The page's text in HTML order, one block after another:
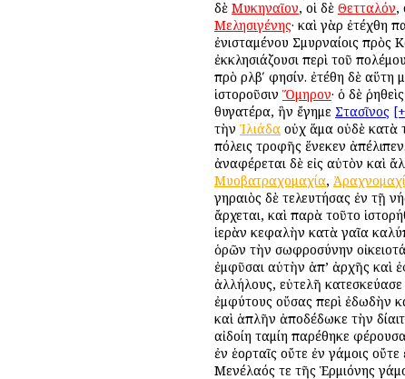
δὲ Μυκηναῖον, οἱ δὲ Θετταλόν,
Μελησιγένης· καὶ γὰρ ἐτέχθη
ἐνισταμένου Σμυρναίοις πρὸς
ἐκκλησιάζουσι περὶ τοῦ
πρὸ ρλβʹ φησίν. ἐτέθη δὲ αὕτη
ἱστοροῦσιν Ὅμηρον· ὁ δὲ ῥηθεὶς
θυγατέρα, ἣν ἔγημε Στασῖνος
τὴν Ἰλιάδα οὐχ ἅμα οὐδὲ κατὰ
πόλεις τροφῆς ἕνεκεν
ἀναφέρεται δὲ εἰς αὐτὸν καὶ
Μυοβατραχομαχία,
γηραιὸς δὲ τελευτήσας ἐν τῇ
ἄρχεται, καὶ παρὰ τοῦτο
ἱερὰν κεφαλὴν κατὰ γαῖα
ὁρῶν τὴν σωφροσύνην
ἐμφῦσαι αὐτὴν ἀπ’ ἀρχῆς καὶ
ἀλλήλους, εὐτελῆ κατεσκεύασε
ἐμφύτους οὔσας περὶ ἐδωδὴν
καὶ ἁπλῆν ἀποδέδωκε τὴν
αἰδοίη ταμίη παρέθηκε
ἐν ἑορταῖς οὔτε ἐν γάμοις
Μενέλαός τε τῆς Ἑρμιόνης